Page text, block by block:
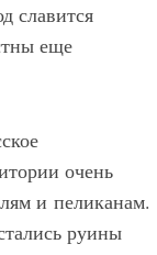
славится
еще
очень
и пеликанам.
руины